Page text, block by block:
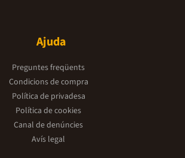
Ajuda
Preguntes freqüents
Condicions de compra
Política de privadesa
Política de cookies
Canal de denúncies
Avís legal